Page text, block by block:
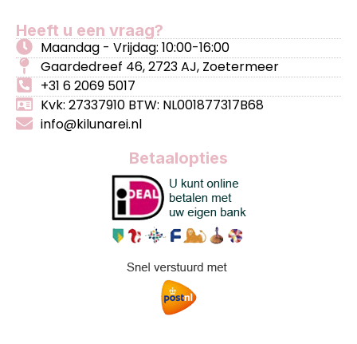
Heeft u een vraag?
Maandag - Vrijdag: 10:00-16:00
Gaardedreef 46, 2723 AJ, Zoetermeer
+31 6 2069 5017
Kvk: 27337910 BTW: NL001877317B68
info@kilunarei.nl
Betaalopties